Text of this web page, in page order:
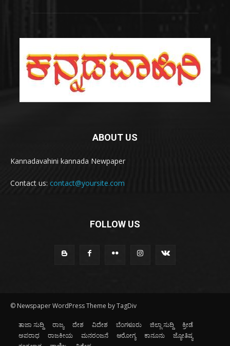
ABOUT US
Kannadavahini kannada Newpaper
Contact us: contact@yoursite.com
FOLLOW US
© Newspaper WordPress Theme by TagDiv
ತಾಜಾ ಸುದ್ದಿ ರಾಜ್ಯ ದೇಶ ವಿದೇಶ ಬೆಂಗಳೂರು ಜಿಲ್ಲಾ ಸುದ್ದಿ
ಕ್ರೀಡೆ
ಅಪರಾಧ
ರಾಜಕೀಯ ಮನರಂಜನೆ ಆರೋಗ್ಯ ಕಾನೂನು
ಜ್ಯೋತಿಷ್ಯ